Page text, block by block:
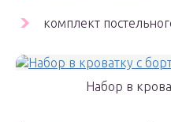
комплект
Набор в